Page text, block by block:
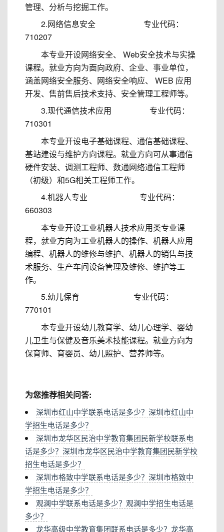
管理、分析与挖掘工作。
2.网络信息安全 专业代码：
710207
本专业开设网络安全、 Web安全技术与实操
课程。就业方向为面向政府、企业、事业单位，
涵盖网络安全服务、网络安全响应、 WEB 应用
开发、售前售后技术支持、安全管理工程师等。
3.现代通信技术应用 专业代码：
710301
本专业开设电子基础课程、通信基础课程、
基站建设与维护方向课程。就业方向可从事通信
硬件安装、调测工程师、数通网络通信工程师
（初级）和5G相关工程师工作。
4.机器人专业 专业代码：
660303
本专业开设工业机器人技术应用类专业课
程，就业方向为工业机器人的操作、机器人应用
编程、机器人的维修与维护、机器人的销售与技
术服务、生产车间设备管理及维修、维护等工
作。
5.幼儿保育 专业代码：
770101
本专业开设幼儿教育学、幼儿心理学、婴幼
儿卫生与保健及音乐美术技能课程。就业方向为
保育师、育婴员、幼儿照护、营养师等。
为您推荐相关问答:
深圳市红山中学联系电话是多少？深圳市红山中
学招生电话是多少？
深圳市龙华区民治中学教育集团民新学校联系电
话是多少？深圳市龙华区民治中学教育集团民新学校
招生电话是多少？
深圳市格致中学联系电话是多少？深圳市格致中
学招生电话是多少？
观澜中学联系电话是多少？观澜中学招生电话是
多少？
龙华高级中学教育集团联系电话是多少？龙华高